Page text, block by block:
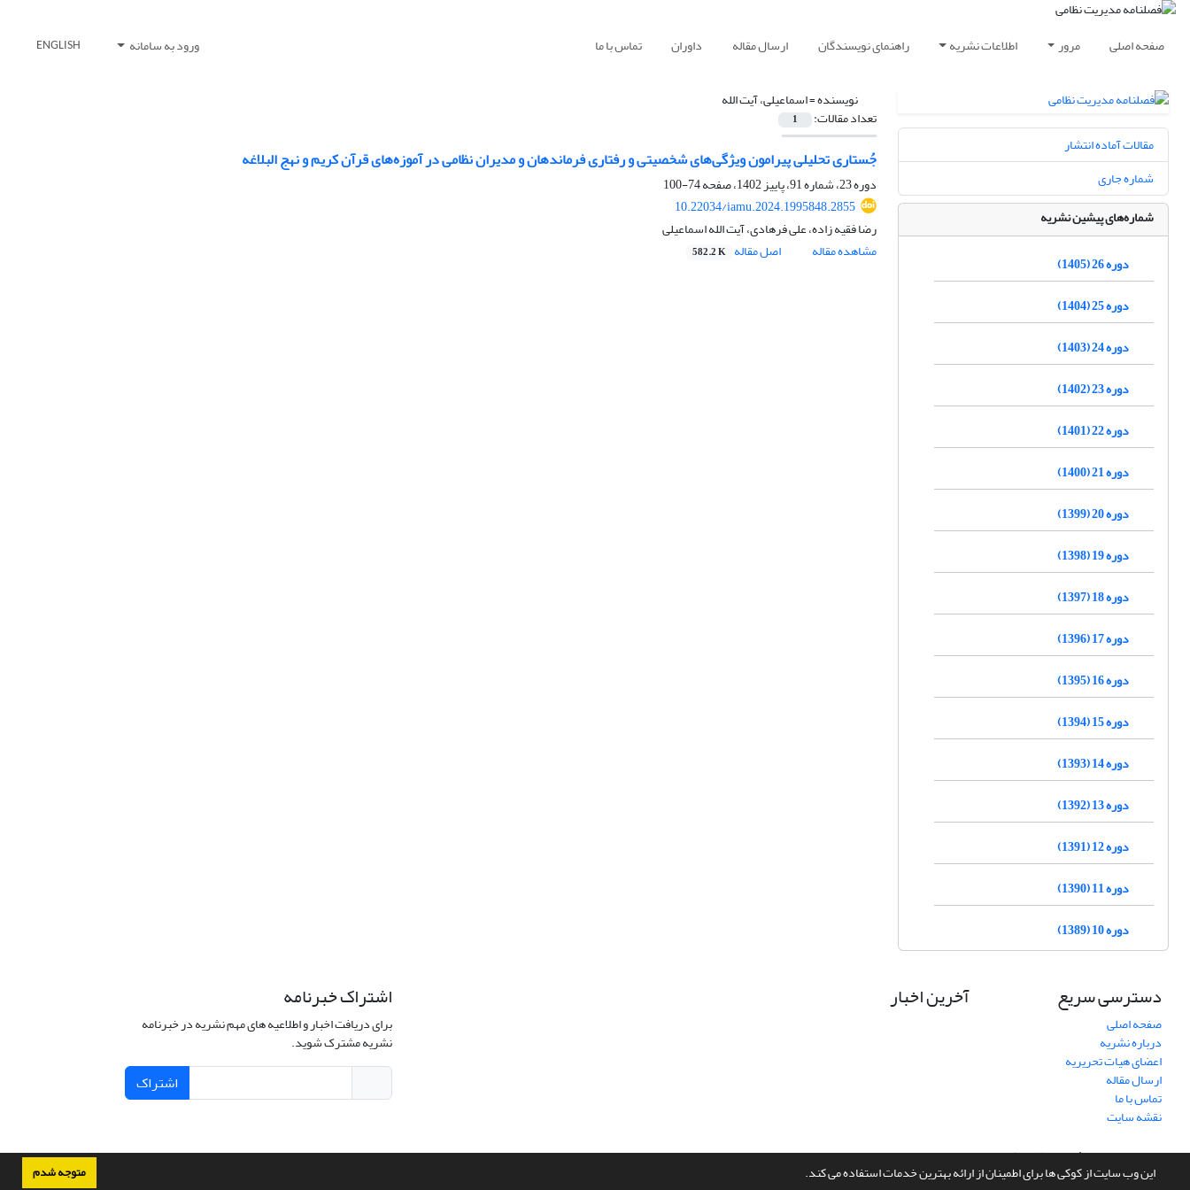
این وب سایت از کوکی ها برای اطمینان از ارائه بهترین خدمات استفاده می کند. متوجه شدم
صفحه اصلی مرور اطلاعات نشریه راهنمای نویسندگان ارسال مقاله داوران تماس با ما ورود به سامانه ENGLISH
نویسنده =اسماعیلی، آیت الله
تعداد مقالات: 1
جُستاری تحلیلی پیرامون ویژگی‌های شخصیتی و رفتاری فرماندهان و مدیران نظامی در آموزه‌های قرآن کریم و نهج البلاغه
دوره 23، شماره 91، پاییز 1402، صفحه
74-100
10.22034/iamu.2024.1995848.2855
رضا فقیه زاده، علی فرهادی، آیت الله اسماعیلی
مشاهده مقاله
اصل مقاله 582.2 K
مقالات آماده انتشار
شماره جاری
شماره‌های پیشین نشریه
دوره 26 (1405)
دوره 25 (1404)
دوره 24 (1403)
دوره 23 (1402)
دوره 22 (1401)
دوره 21 (1400)
دوره 20 (1399)
دوره 19 (1398)
دوره 18 (1397)
دوره 17 (1396)
دوره 16 (1395)
دوره 15 (1394)
دوره 14 (1393)
دوره 13 (1392)
دوره 12 (1391)
دوره 11 (1390)
دوره 10 (1389)
دسترسی سریع
صفحه اصلی
درباره نشریه
اعضای هیات تحریریه
ارسال مقاله
تماس با ما
نقشه سایت
آخرین اخبار اشتراک خبرنامه
برای دریافت اخبار و اطلاعیه های مهم نشریه در خبرنامه
نشریه مشترک شوید.
اشتراک
سامانه مدیریت نشریات علمی.طراحی و پیاده سازی ازسیناوب